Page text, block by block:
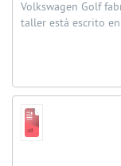
Volkswagen Golf
taller está escrito